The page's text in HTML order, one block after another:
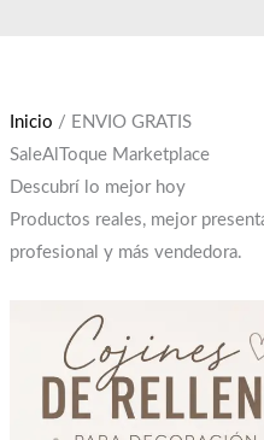
Inicio / ENVIO GRATIS
SaleAlToque Marketplace
Descubrí lo mejor hoy
Productos reales, mejor
profesional y más vendedora.
era:
$12,000.
es:
$10,000.
era:
$2,500.
es:
$2,450.